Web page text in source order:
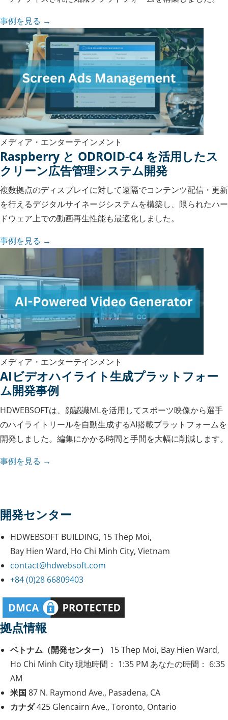
事例を見る →
メディア・エンターテインメント
Raspberry と ODROID-C4 を活用したス
クリーン広告管理システム開発
複数拠点のディスプレイに対して遠隔でコンテンツ配信・更新
を行えるデジタルサイネージシステムを構築し、限られたハー
ドウェア上での動画再生性能も最適化しました。
事例を見る →
メディア・エンターテインメント
AIビデオハイライト生成プラットフォー
ム開発事例
HDWEBSOFTは、顔認識MLを活用してスポーツ映像から選手
のハイライトリールを自動生成するAI搭載プラットフォームを
開発しました。編集にかかる時間と手間を大幅に削減します。
事例を見る →
開発センター
HDWEBSOFT BUILDING, 15 Thep Moi,
Bay Hien Ward, Ho Chi Minh City, Vietnam
contact@hdwebsoft.com
+84 (0)28 66809403
拠点情報
ベトナム（開発センター）
15 Thep Moi, Bay Hien Ward,
Ho Chi Minh City現地時間： 1:35 PM あなたの時間： 6:35
AM
米国 87 N. Raymond Ave., Pasadena, CA
カナダ425 Glencairn Ave., Toronto, Ontario